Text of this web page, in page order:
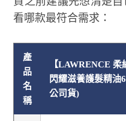
看哪款最符合需求：
產
品
名
稱
【LAWRENCE 柔
閃耀滋養護髮精油
公司貨)